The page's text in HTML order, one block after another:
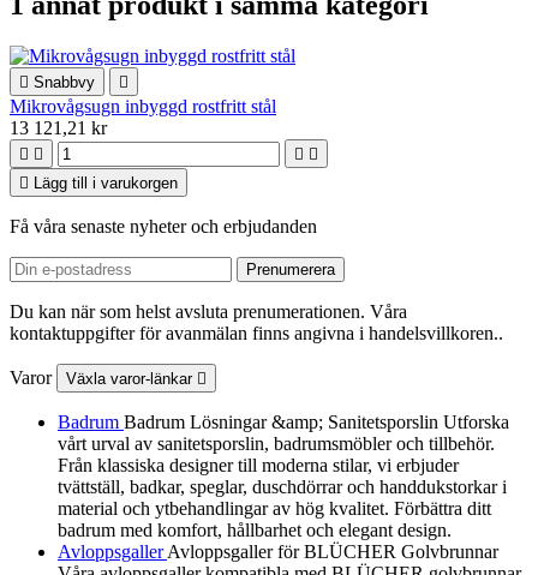
 Snabbvy 
Mikrovågsugn inbyggd rostfritt stål
13 121,21 kr
   
 Lägg till i varukorgen
Få våra senaste nyheter och erbjudanden
Du kan när som helst avsluta prenumerationen. Våra
kontaktuppgifter för avanmälan finns angivna i handelsvillkoren..
Varor Växla varor-länkar 
Badrum Badrum Lösningar &amp; Sanitetsporslin Utforska
vårt urval av sanitetsporslin, badrumsmöbler och tillbehör.
Från klassiska designer till moderna stilar, vi erbjuder
tvättställ, badkar, speglar, duschdörrar och handdukstorkar i
material och ytbehandlingar av hög kvalitet. Förbättra ditt
badrum med komfort, hållbarhet och elegant design.
AvloppsgallerAvloppsgaller för BLÜCHER Golvbrunnar